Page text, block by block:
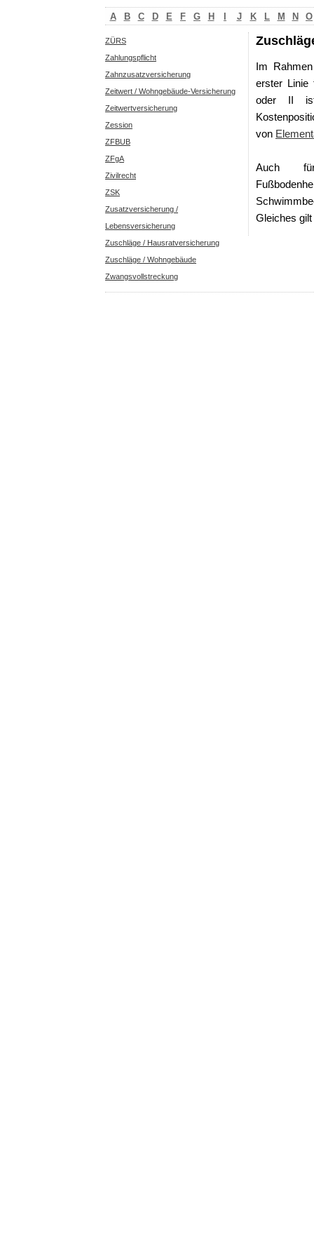
A B C D E F G H J K L M N O
ZÜRS
Zahlungspflicht
Zahnzusatzversicherung
Zeitwert / Wohngebäude-Versicherung
Zeitwertversicherung
Zession
ZFBUB
ZFgA
Zivilrecht
ZSK
Zusatzversicherung /
Lebensversicherung
Zuschläge / Hausratversicherung
Zuschläge / Wohngebäude
Zwangsvollstreckung
Im
erster Linie
oder II
von
Auch für
Gleiches